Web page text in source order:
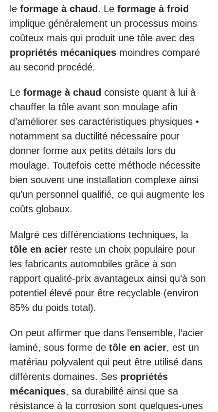
le formage à chaud. Le formage à froid
implique généralement un processus moins
coûteux mais qui produit une tôle avec des
propriétés mécaniques moindres comparé
au second procédé.
Le formage à chaud consiste quant à lui à
chauffer la tôle avant son moulage afin
d’améliorer ses caractéristiques physiques •
notamment sa ductilité nécessaire pour
donner forme aux petits détails lors du
moulage. Toutefois cette méthode nécessite
bien souvent une installation complexe ainsi
qu’un personnel qualifié, ce qui augmente les
coûts globaux.
Malgré ces différenciations techniques, la
tôle en acier reste un choix populaire pour
les fabricants automobiles grâce à son
rapport qualité-prix avantageux ainsi qu’à son
potentiel élevé pour être recyclable (environ
85% du poids total).
On peut affirmer que dans l’ensemble, l’acier
laminé, sous forme de tôle en acier, est un
matériau polyvalent qui peut être utilisé dans
différents domaines. Ses propriétés
mécaniques, sa durabilité ainsi que sa
résistance à la corrosion sont quelques-unes